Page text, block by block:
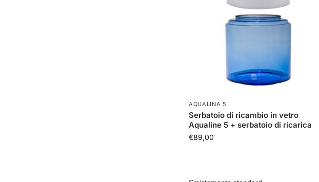
AQUALINA 5
Serbatoio di ricambio in vetro
Aqualine 5 + serbatoio di ricarica
€89,00